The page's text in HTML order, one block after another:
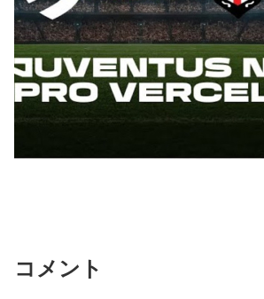
コメント